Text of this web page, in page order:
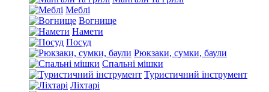
Меблі
Вогнище
Намети
Посуд
Рюкзаки, сумки, баули
Спальні мішки
Туристичний інструмент
Ліхтарі